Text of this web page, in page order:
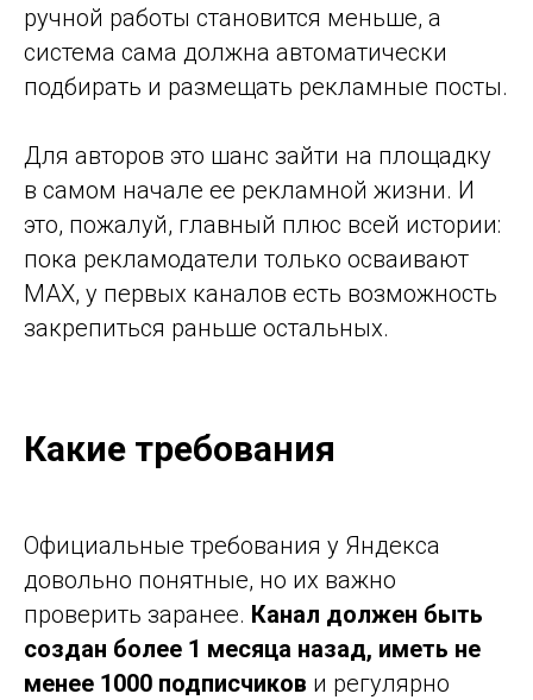
ручной работы становится меньше, а
система сама должна автоматически
подбирать и размещать рекламные посты.
Для авторов это шанс зайти на площадку
в самом начале ее рекламной жизни. И
это, пожалуй, главный плюс всей истории:
пока рекламодатели только осваивают
MAX, у первых каналов есть возможность
закрепиться раньше остальных.
Какие требования
Официальные требования у Яндекса
довольно понятные, но их важно
проверить заранее. Канал должен быть
создан более 1 месяца назад, иметь не
менее 1000 подписчиков и регулярно